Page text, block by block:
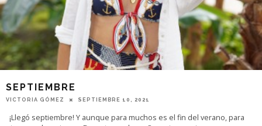
SEPTIEMBRE
VICTORIA GÓMEZ SEPTIEMBRE 10, 2021
¡Llegó septiembre! Y aunque para muchos es el fin del verano, para